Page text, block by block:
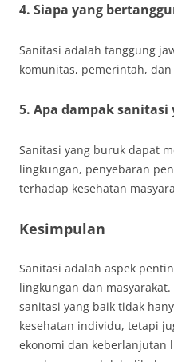
4. Siapa yang
Sanitasi adalah tanggung
komunitas, pemerintah,
5. Apa dampak sanitasi
Sanitasi yang buruk dapat
lingkungan, penyebaran
terhadap kesehatan
Kesimpulan
Sanitasi adalah aspek
lingkungan dan
sanitasi yang baik tidak
kesehatan individu, tetapi
ekonomi dan keberlanjutan